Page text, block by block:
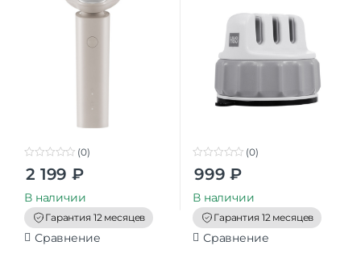
o
t
o
f
5
(0)
2 199 ₽
В наличии
Гарантия 12 месяцев
Сравнение
o
t
o
f
5
(0)
999 ₽
В наличии
Гарантия 12 месяцев
Сравнение